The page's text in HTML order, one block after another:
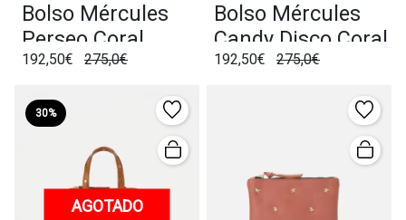
Bolso Mércules
Perseo Coral
192,50€ 275,0€
Bolso Mércules
Candy Disco Coral
192,50€ 275,0€
30%
AGOTADO